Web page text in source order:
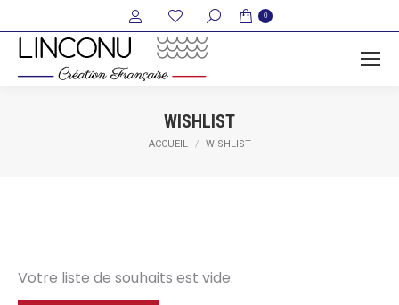
Recherche
:
0
WISHLIST
Vous êtes ici :
ACCUEIL WISHLIST
Votre liste de souhaits est vide.